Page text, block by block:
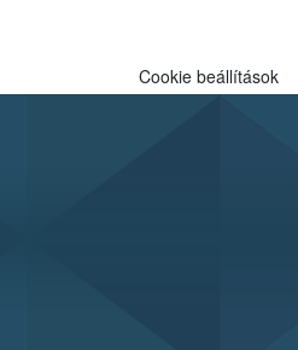
Cookie beállítások